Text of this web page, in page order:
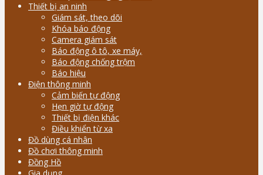
Thiết bị an ninh
Giám sát, theo dõi
Khóa báo động
Camera giám sát
Báo động ô tô, xe máy,
Báo động chống trộm
Báo hiệu
Điện thông minh
Cảm biến tự động
Hẹn giờ tự động
Thiết bị điện khác
Điều khiển từ xa
Đồ dùng cá nhân
Đồ chơi thông minh
Đồng Hồ